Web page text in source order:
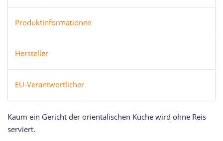
Produktinformationen
Hersteller
EU-Verantwortlicher
Kaum ein Gericht der orientalischen Küche wird ohne Reis
serviert.